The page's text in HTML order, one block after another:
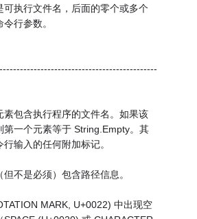
可执行文件名，后面的零个或多个
行参数。
素包含执行程序的文件名。如果该
第一个元素等于 String.Empty。其
输入的任何附加标记。
不是必须）包含路径信息。
MARK, U+0022) 中出现空